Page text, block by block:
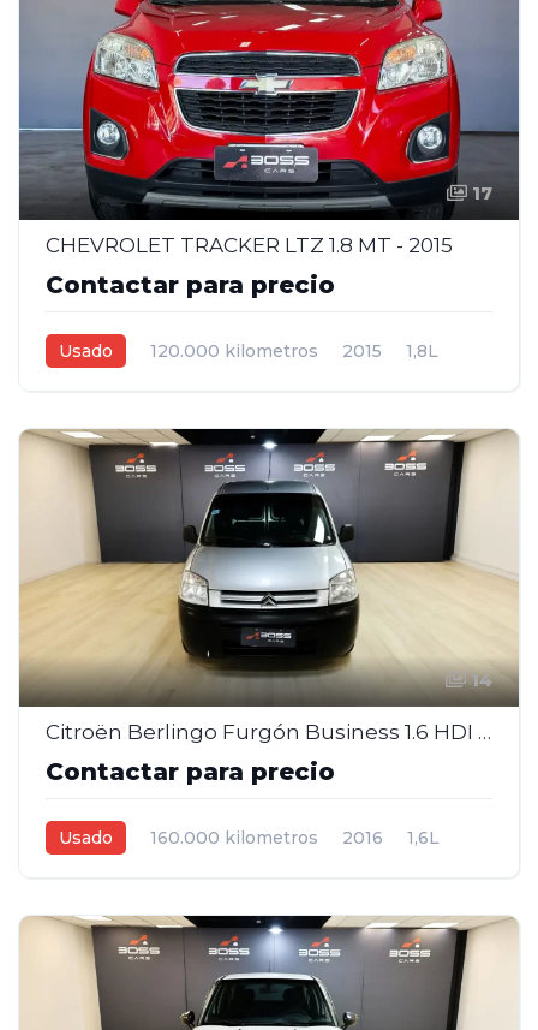
17
CHEVROLET TRACKER LTZ 1.8 MT - 2015
Contactar para precio
Usado 120.000 kilometros 2015
1,8L
14
Citroën Berlingo Furgón Business 1.6 HDI Diésel – 2016
Contactar para precio
Usado 160.000 kilometros 2016
1,6L